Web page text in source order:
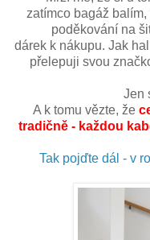
zatímco bagáž
poděkování na
dárek k nákupu. Jak
přelepuji svou
Jen
A k tomu vězte, že
tradičně - každou
Tak pojďte dál - v